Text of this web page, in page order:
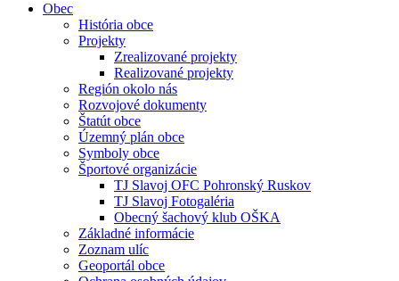
Obec
História obce
Projekty
Zrealizované projekty
Realizované projekty
Región okolo nás
Rozvojové dokumenty
Štatút obce
Územný plán obce
Symboly obce
Športové organizácie
TJ Slavoj OFC Pohronský Ruskov
TJ Slavoj Fotogaléria
Obecný šachový klub OŠKA
Základné informácie
Zoznam ulíc
Geoportál obce